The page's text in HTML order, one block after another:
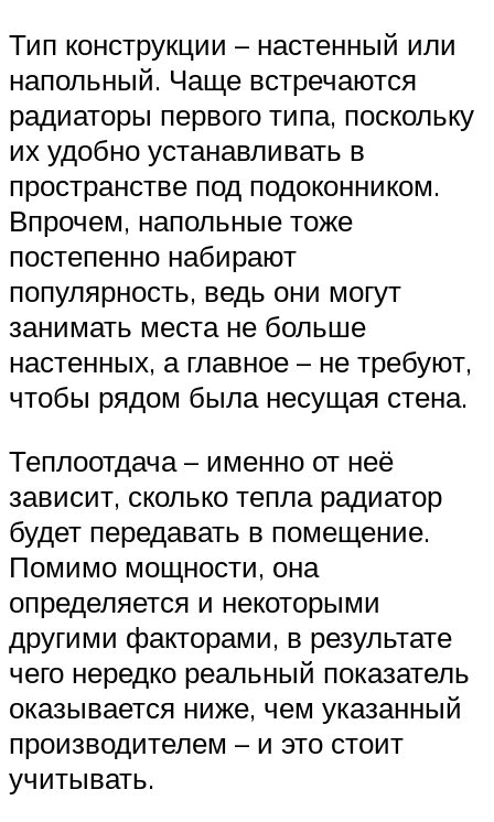
Тип конструкции – настенный или
напольный. Чаще встречаются
радиаторы первого типа, поскольку
их удобно устанавливать в
пространстве под подоконником.
Впрочем, напольные тоже
постепенно набирают
популярность, ведь они могут
занимать места не больше
настенных, а главное – не требуют,
чтобы рядом была несущая стена.
Теплоотдача – именно от неё
зависит, сколько тепла радиатор
будет передавать в помещение.
Помимо мощности, она
определяется и некоторыми
другими факторами, в результате
чего нередко реальный показатель
оказывается ниже, чем указанный
производителем – и это стоит
учитывать.